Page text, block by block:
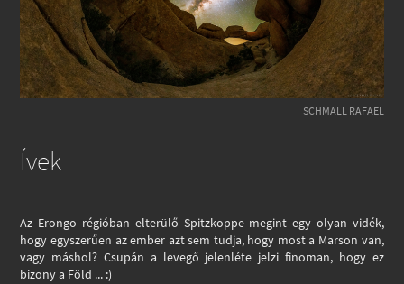
SCHMALL RAFAEL
Ívek
Az Erongo régióban elterülő Spitzkoppe megint egy olyan vidék,
hogy egyszerűen az ember azt sem tudja, hogy most a Marson van,
vagy máshol? Csupán a levegő jelenléte jelzi finoman, hogy ez
bizony a Föld ... :)